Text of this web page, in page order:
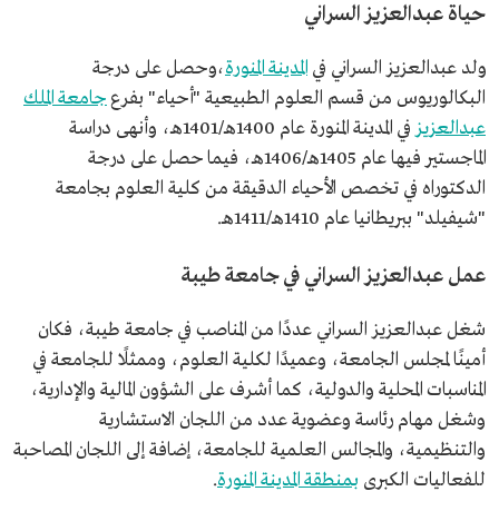
بجامعة "شيفيلد" ببريطانيا.حياة عبدالعزيز السراني
ولد عبدالعزيز السراني في المدينة المنورة،وحصل على درجة
البكالوريوس من قسم العلوم الطبيعية "أحياء" بفرع جامعة الملك
عبدالعزيز
في المدينة المنورة عام 1400هـ/1401هـ، وأنهى دراسة
الماجستير فيها عام 1405هـ/1406هـ، فيما حصل على درجة
الدكتوراه في تخصص الأحياء الدقيقة من كلية العلوم بجامعة
"شيفيلد" ببريطانيا عام 1410هـ/1411هـ.
عمل عبدالعزيز السراني في جامعة طيبة
شغل عبدالعزيز السراني عددًا من المناصب في جامعة طيبة، فكان
أمينًا لمجلس الجامعة، وعميدًا لكلية العلوم، وممثلًا للجامعة في
المناسبات المحلية والدولية، كما أشرف على الشؤون المالية والإدارية،
وشغل مهام رئاسة وعضوية عدد من اللجان الاستشارية
والتنظيمية، والمجالس العلمية للجامعة، إضافة إلى اللجان المصاحبة
للفعاليات الكبرى بمنطقة المدينة المنورة.